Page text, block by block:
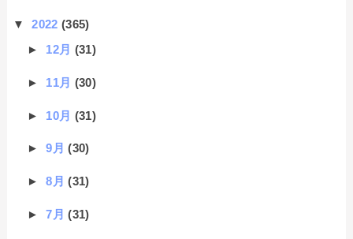
▼2022(365)
► 12月 (31)
► 11月 (30)
► 10月 (31)
►9月(30)
►8月(31)
►7月(31)